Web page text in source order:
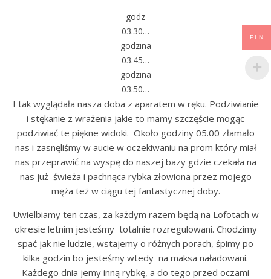
godz
03.30…
godzina
03.45…
godzina
03.50…
I tak wyglądała nasza doba z aparatem w ręku. Podziwianie
i stękanie z wrażenia jakie to mamy szczęście mogąc
podziwiać te piękne widoki. Około godziny 05.00 złamało
nas i zasnęliśmy w aucie w oczekiwaniu na prom który miał
nas przeprawić na wyspę do naszej bazy gdzie czekała na
nas już świeża i pachnąca rybka złowiona przez mojego
męża też w ciągu tej fantastycznej doby.
Uwielbiamy ten czas, za każdym razem będą na Lofotach w
okresie letnim jesteśmy totalnie rozregulowani. Chodzimy
spać jak nie ludzie, wstajemy o różnych porach, śpimy po
kilka godzin bo jesteśmy wtedy na maksa naładowani.
Każdego dnia jemy inną rybkę, a do tego przed oczami
PLN